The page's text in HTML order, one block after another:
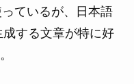
ているが、日本語
する文章が特に好